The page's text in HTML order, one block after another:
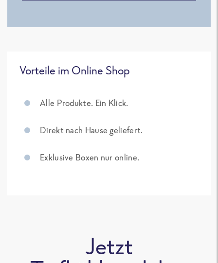
Vorteile im Online Shop
Alle Produkte. Ein Klick.
Direkt nach Hause geliefert.
Exklusive Boxen nur online.
Jetzt